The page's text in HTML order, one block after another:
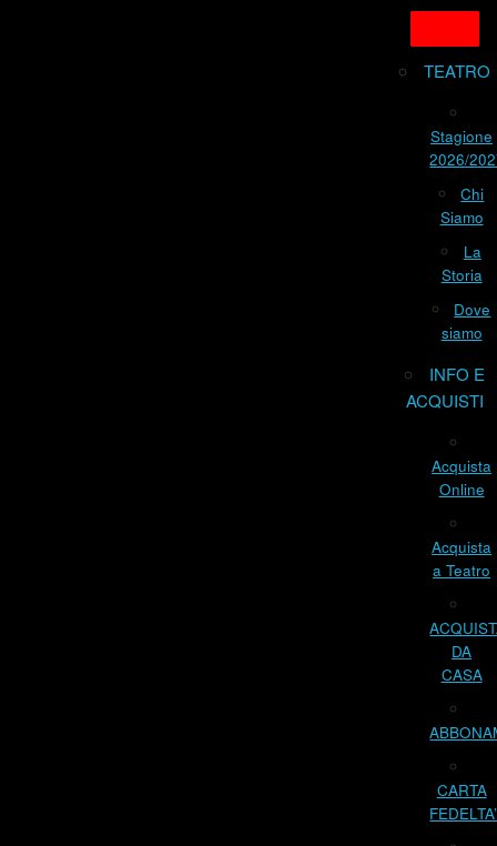
TEATRO
Stagione
2026/
Chi
Siamo
La
Storia
Dove
siamo
INFO E
ACQUISTI
Acquista
Online
Acquista
a Teatro
DA
CASA
CARTA
FEDELTA’